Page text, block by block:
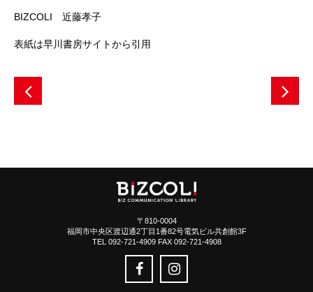
BIZCOLI 近藤孝子
表紙は早川書房サイトから引用
〒810-0004
福岡市中央区渡辺通2丁目1番82号電気ビル共創館3F
TEL 092-721-4909 FAX 092-721-4908